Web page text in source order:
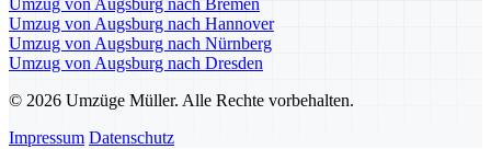
Umzug von Augsburg nach Bremen
Umzug von Augsburg nach Hannover
Umzug von Augsburg nach Nürnberg
Umzug von Augsburg nach Dresden
© 2026 Umzüge Müller. Alle Rechte vorbehalten.
Impressum Datenschutz